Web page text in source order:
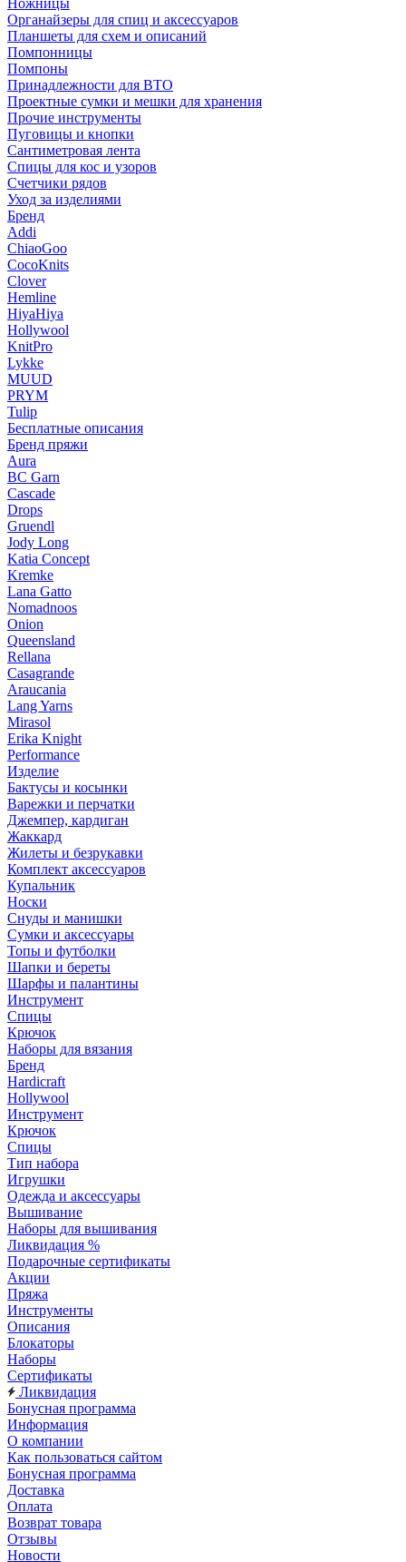
Ножницы
Органайзеры для спиц и аксессуаров
Планшеты для схем и описаний
Помпонницы
Помпоны
Принадлежности для ВТО
Проектные сумки и мешки для хранения
Прочие инструменты
Пуговицы и кнопки
Сантиметровая лента
Спицы для кос и узоров
Счетчики рядов
Уход за изделиями
Бренд
Addi
ChiaoGoo
CocoKnits
Clover
Hemline
HiyaHiya
Hollywool
KnitPro
Lykke
MUUD
PRYM
Tulip
Бесплатные описания
Бренд пряжи
Aura
BC Garn
Cascade
Drops
Gruendl
Jody Long
Katia Concept
Kremke
Lana Gatto
Nomadnoos
Onion
Queensland
Rellana
Casagrande
Araucania
Lang Yarns
Mirasol
Erika Knight
Performance
Изделие
Бактусы и косынки
Варежки и перчатки
Джемпер, кардиган
Жаккард
Жилеты и безрукавки
Комплект аксессуаров
Купальник
Носки
Снуды и манишки
Сумки и аксессуары
Топы и футболки
Шапки и береты
Шарфы и палантины
Инструмент
Спицы
Крючок
Наборы для вязания
Бренд
Hardicraft
Hollywool
Инструмент
Крючок
Спицы
Тип набора
Игрушки
Одежда и аксессуары
Вышивание
Наборы для вышивания
Ликвидация %
Подарочные сертификаты
Акции
Пряжа
Инструменты
Описания
Блокаторы
Наборы
Сертификаты
Ликвидация
Бонусная программа
Информация
О компании
Как пользоваться сайтом
Бонусная программа
Доставка
Оплата
Возврат товара
Отзывы
Новости